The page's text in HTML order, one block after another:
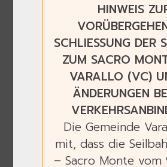
Das Heilige Grab
Die erste Statue des
Zu Favoriten hinzufügen
HINWEIS
SCHLIESSUNG DER
ZUM SACRO
VARALLO (VC)
ÄNDERUNGEN
Die Gemeinde
mit, dass die
– Sacro Monte vom